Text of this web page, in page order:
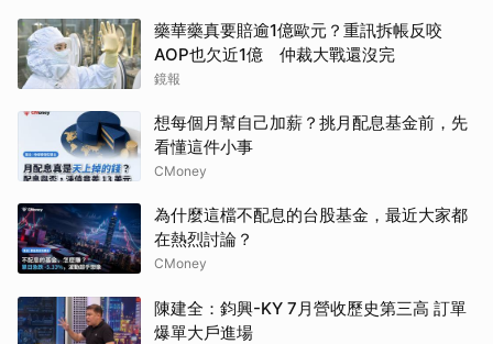
藥華藥真要賠逾1億歐元？重訊拆帳反咬
AOP也欠近1億 仲裁大戰還沒完
鏡報
想每個月幫自己加薪？挑月配息基金前，先
看懂這件小事
CMoney
為什麼這檔不配息的台股基金，最近大家都
在熱烈討論？
CMoney
陳建全：鈞興-KY 7月營收歷史第三高 訂單
爆單大戶進場